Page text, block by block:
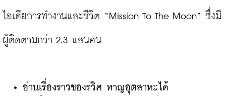
ไอเดียการทำงานและชีวิต “Mission To The Moon” ซึ่งมี
อ่านเรื่องราวของรวิศ หาญอุตสาหะได้